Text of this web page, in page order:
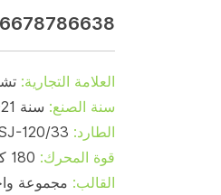
العلامة التجارية:
سنة الصنع: سنة 2021
الطارد:
قوة المحرك:
القالب: مجموعة